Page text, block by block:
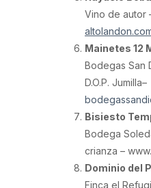
Vino de autor
Mainetes 12
Bodegas San
D.O.P. Jumilla–
Bisiesto
Bodega
crianza –
Dominio del
Finca el